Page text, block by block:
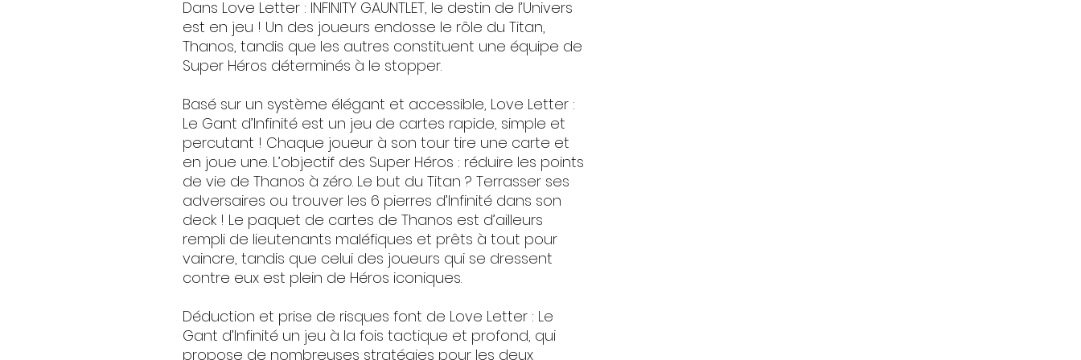
Dans Love Letter : INFINITY GAUNTLET, le destin de l’Univers
est en jeu ! Un des joueurs endosse le rôle du Titan,
Thanos, tandis que les autres constituent une équipe de
Super Héros déterminés à le stopper.
Basé sur un système élégant et accessible, Love Letter :
Le Gant d’Infinité est un jeu de cartes rapide, simple et
percutant ! Chaque joueur à son tour tire une carte et
en joue une. L’objectif des Super Héros : réduire les points
de vie de Thanos à zéro. Le but du Titan ? Terrasser ses
adversaires ou trouver les 6 pierres d’Infinité dans son
deck ! Le paquet de cartes de Thanos est d’ailleurs
rempli de lieutenants maléfiques et prêts à tout pour
vaincre, tandis que celui des joueurs qui se dressent
contre eux est plein de Héros iconiques.
Déduction et prise de risques font de Love Letter : Le
Gant d’Infinité un jeu à la fois tactique et profond, qui
propose de nombreuses stratégies pour les deux